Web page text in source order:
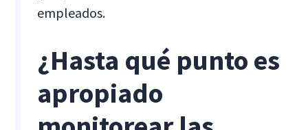
empleados.
¿Hasta qué punto es
apropiado